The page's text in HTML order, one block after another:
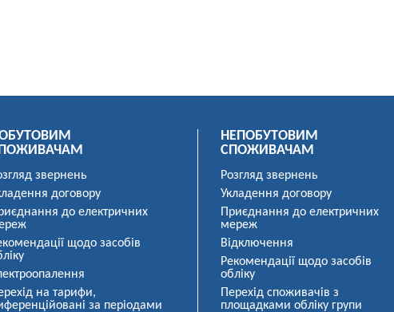
звернень
договору
до електричних
щодо засобів
на тарифи,
за періодами
НЕПОБУТОВИМ
СПОЖИВАЧАМ
Розгляд звернень
Укладення договору
Приєднання до електричних
мереж
Відключення
Рекомендації щодо засобів
обліку
Перехід споживачів з
площадками обліку групи